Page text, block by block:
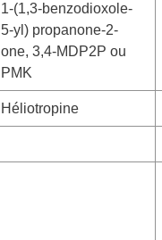
1-(1,3-benzodioxole-
5-yl) propanone-2-
one, 3,4-MDP2P ou
PMK
Héliotropine